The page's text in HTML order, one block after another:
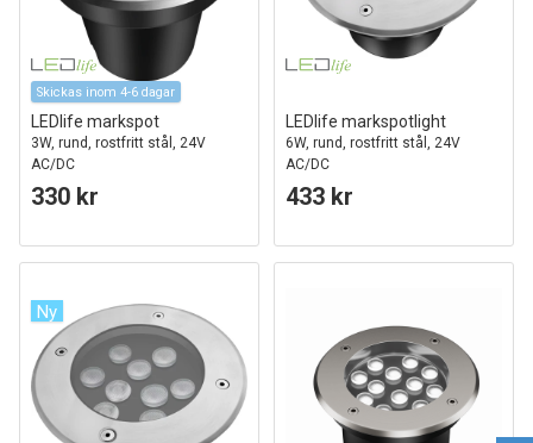
Skickas inom 4-6 dagar
LEDlife markspot
3W, rund, rostfritt stål, 24V
AC/DC
330 kr
LEDlife markspotlight
6W, rund, rostfritt stål, 24V
AC/DC
433 kr
Ny